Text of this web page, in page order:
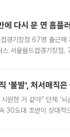
에 다시 문 연 홈플
컵경기장점 67명 출근
스 서울월드컵경기장점.
'불발', 처서매직
원한 거 같아” 단체 ‘
30도대 초반이 상대적